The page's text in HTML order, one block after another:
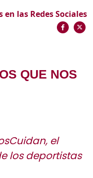
en las Redes Sociales
QUE NOS
el
los deportistas